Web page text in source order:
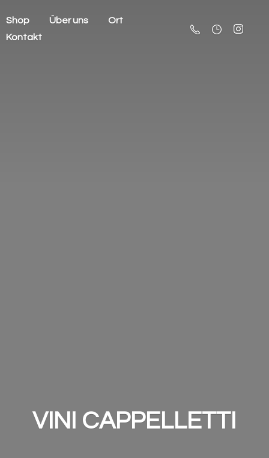
Shop Über uns
Ort
Kontakt
VINI CAPPELLETTI